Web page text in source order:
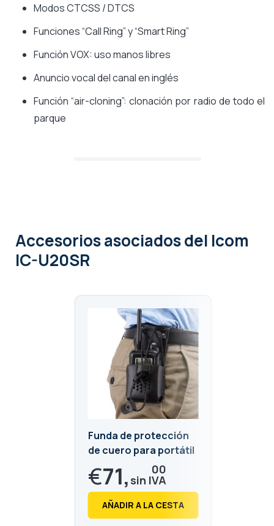
Modos CTCSS / DTCS
Funciones “Call Ring” y “Smart Ring”
Función VOX: uso manos libres
Anuncio vocal del canal en inglés
Función “air-cloning”: clonación por radio de todo el
parque
Accesorios asociadosdel Icom
IC-U20SR
Funda de protección
de cuero para portátil
ICOM
€71, 00
€ 85,
AÑADIR A LA CESTA